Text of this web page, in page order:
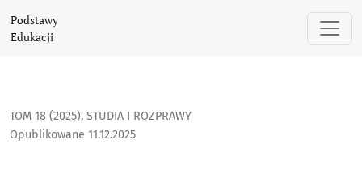
Relacja pedagogiczna – w poszukiwaniu
Podstawy
Edukacji
TOM 18 (2025), STUDIA I ROZPRAWY
Opublikowane 11.12.2025